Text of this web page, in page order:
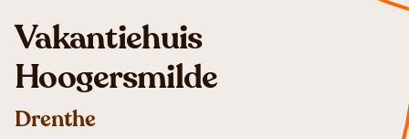
Vakantiehuis
Hoogersmilde
Drenthe